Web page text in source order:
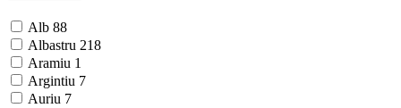
Alb 88
Albastru 218
Aramiu 1
Argintiu 7
Auriu 7